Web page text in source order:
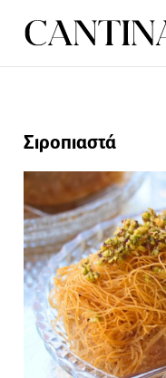
ΣΥΝΤΑΓΕΣ
Σιροπιαστά